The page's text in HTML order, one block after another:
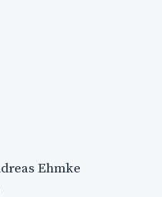
Ehmke